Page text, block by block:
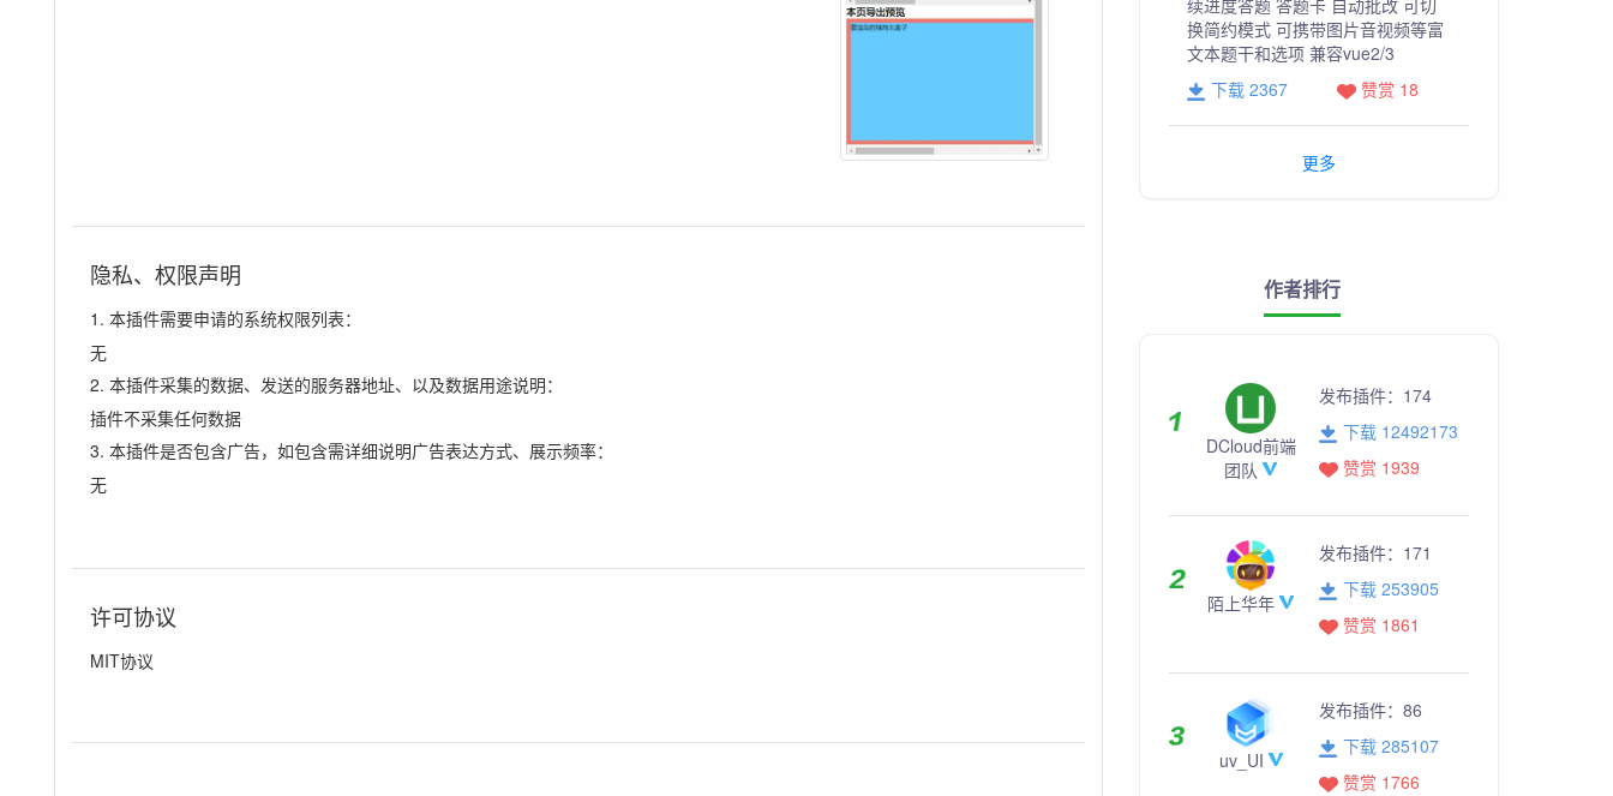
隐私、权限声明
1. 本插件需要申请的系统权限列表：
无
2. 本插件采集的数据、发送的服务器地址、以及数据用途说明：
插件不采集任何数据
3. 本插件是否包含广告，如包含需详细说明广告表达方式、展示频率：
无
许可协议
MIT协议
换简约模式 可携带图片音视频等富
文本题干和选项 兼容vue2/3
下载 2367
赞赏 18
更多
作者排行
DCloud前端
团队
发布插件： 174
下载 12492173
赞赏 1939
陌上华年
发布插件： 171
下载 253905
赞赏 1861
uv_UI
发布插件： 86
下载 285107
赞赏 1766